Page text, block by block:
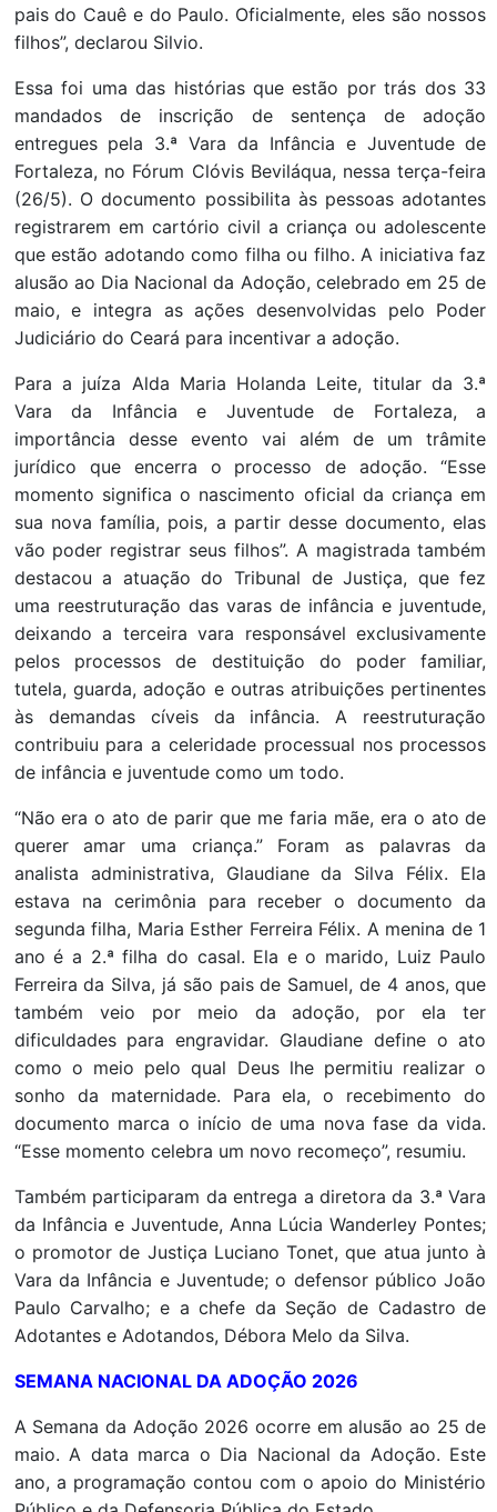
pais do Cauê e do Paulo. Oficialmente, eles são nossos
filhos”, declarou Silvio.
Essa foi uma das histórias que estão por trás dos 33
mandados de inscrição de sentença de adoção
entregues pela 3.ª Vara da Infância e Juventude de
Fortaleza, no Fórum Clóvis Beviláqua, nessa terça-feira
(26/5). O documento possibilita às pessoas adotantes
registrarem em cartório civil a criança ou adolescente
que estão adotando como filha ou filho. A iniciativa faz
alusão ao Dia Nacional da Adoção, celebrado em 25 de
maio, e integra as ações desenvolvidas pelo Poder
Judiciário do Ceará para incentivar a adoção.
Para a juíza Alda Maria Holanda Leite, titular da 3.ª
Vara da Infância e Juventude de Fortaleza, a
importância desse evento vai além de um trâmite
jurídico que encerra o processo de adoção. “Esse
momento significa o nascimento oficial da criança em
sua nova família, pois, a partir desse documento, elas
vão poder registrar seus filhos”. A magistrada também
destacou a atuação do Tribunal de Justiça, que fez
uma reestruturação das varas de infância e juventude,
deixando a terceira vara responsável exclusivamente
pelos processos de destituição do poder familiar,
tutela, guarda, adoção e outras atribuições pertinentes
às demandas cíveis da infância. A reestruturação
contribuiu para a celeridade processual nos processos
de infância e juventude como um todo.
“Não era o ato de parir que me faria mãe, era o ato de
querer amar uma criança.” Foram as palavras da
analista administrativa, Glaudiane da Silva Félix. Ela
estava na cerimônia para receber o documento da
segunda filha, Maria Esther Ferreira Félix. A menina de 1
ano é a 2.ª filha do casal. Ela e o marido, Luiz Paulo
Ferreira da Silva, já são pais de Samuel, de 4 anos, que
também veio por meio da adoção, por ela ter
dificuldades para engravidar. Glaudiane define o ato
como o meio pelo qual Deus lhe permitiu realizar o
sonho da maternidade. Para ela, o recebimento do
documento marca o início de uma nova fase da vida.
“Esse momento celebra um novo recomeço”, resumiu.
Também participaram da entrega a diretora da 3.ª Vara
da Infância e Juventude, Anna Lúcia Wanderley Pontes;
o promotor de Justiça Luciano Tonet, que atua junto à
Vara da Infância e Juventude; o defensor público João
Paulo Carvalho; e a chefe da Seção de Cadastro de
Adotantes e Adotandos, Débora Melo da Silva.
SEMANA NACIONAL DA ADOÇÃO 2026
A Semana da Adoção 2026 ocorre em alusão ao 25 de
maio. A data marca o Dia Nacional da Adoção. Este
ano, a programação contou com o apoio do Ministério